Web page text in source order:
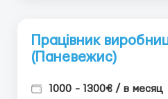
Працівник
(Паневежис)
1000 - 1300€ / в месяц